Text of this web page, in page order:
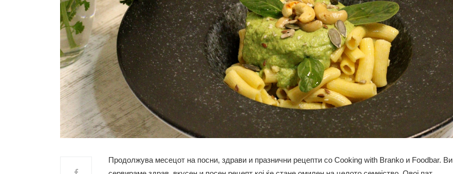
Продолжува месецот на посни, здрави и празнични рецепти со Cooking with Branko и Foodbar. Ви